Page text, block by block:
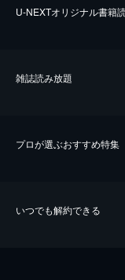
U-NEXTオリジナル書籍
雑誌読み放題
プロが選ぶおすすめ特集
いつでも解約できる